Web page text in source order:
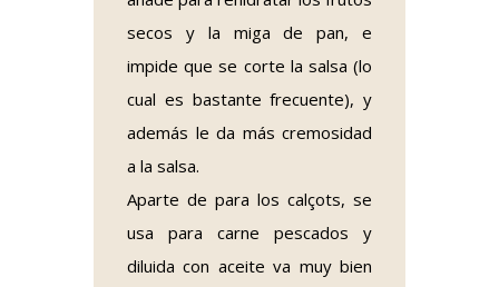
secos y la miga de pan, e
impide que se corte la salsa (lo
cual es bastante frecuente), y
además le da más cremosidad
a la salsa.
Aparte de para los calçots, se
usa para carne pescados y
diluida con aceite va muy bien